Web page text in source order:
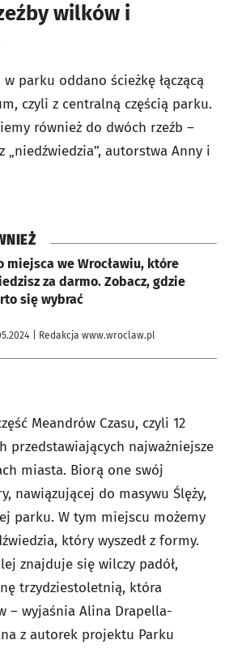
wilków i
w parku oddano ścieżkę łączącą
czyli z centralną częścią parku.
również do dwóch rzeźb –
„niedźwiedzia”, autorstwa Anny i
miejsca we Wrocławiu, które
za darmo. Zobacz, gdzie
się wybrać
| Redakcja www.wroclaw.pl
Meandrów Czasu, czyli 12
przedstawiających najważniejsze
miasta. Biorą one swój
nawiązującej do masywu Ślęży,
parku. W tym miejscu możemy
który wyszedł z formy.
znajduje się wilczy padół,
trzydziestoletnią, która
– wyjaśnia Alina Drapella-
z autorek projektu Parku